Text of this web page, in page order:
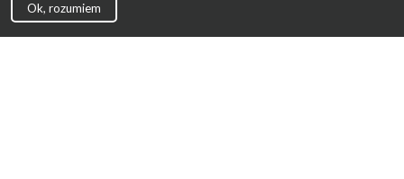
Ok, rozumiem